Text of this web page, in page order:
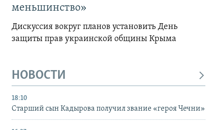
меньшинство»
Дискуссия вокруг планов установить День
защиты прав украинской общины Крыма
НОВОСТИ
18:10
Старший сын Кадырова получил звание «героя Чечни»